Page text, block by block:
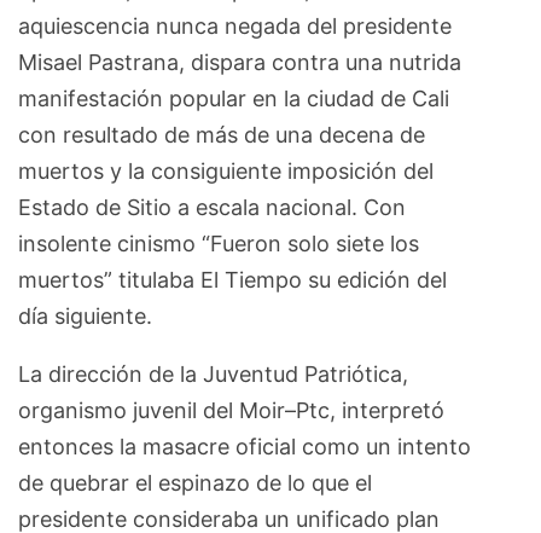
aquiescencia nunca negada del presidente
Misael Pastrana, dispara contra una nutrida
manifestación popular en la ciudad de Cali
con resultado de más de una decena de
muertos y la consiguiente imposición del
Estado de Sitio a escala nacional. Con
insolente cinismo “Fueron solo siete los
muertos” titulaba El Tiempo su edición del
día siguiente.
La dirección de la Juventud Patriótica,
organismo juvenil del Moir–Ptc, interpretó
entonces la masacre oficial como un intento
de quebrar el espinazo de lo que el
presidente consideraba un unificado plan